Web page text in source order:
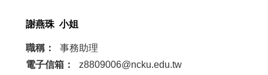
謝燕珠 小姐
職稱：
事務助理
電子信箱：
z8809006@ncku.edu.tw